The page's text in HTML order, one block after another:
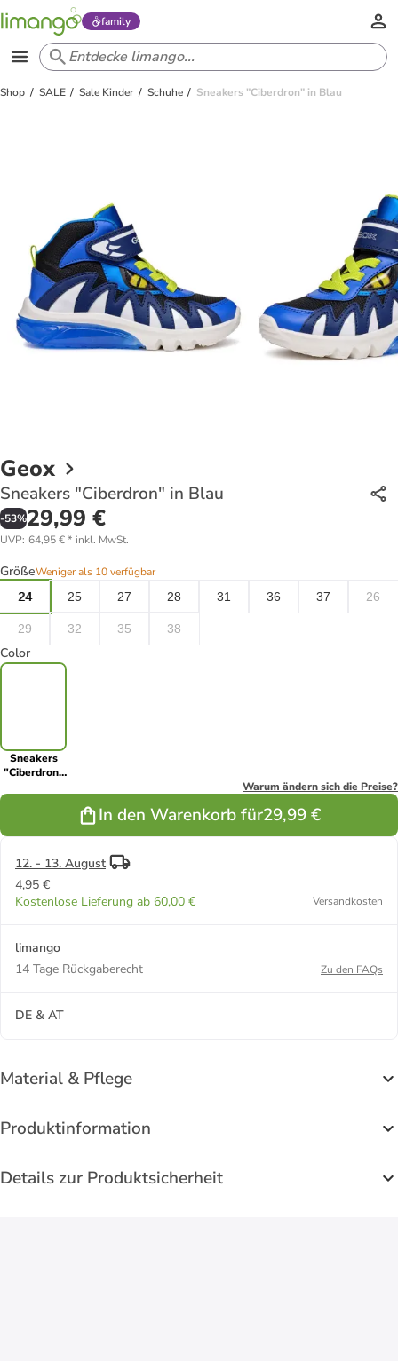
family
Shop SALE Sale Kinder Schuhe Sneakers "Ciberdron" in Blau
Geox
Sneakers "Ciberdron" in Blau
-53%29,99 €
UVP: 64,95 €* inkl. MwSt.
GrößeWeniger als 10 verfügbar
24
25 27 28 31 36 37 26
29 32 35 38
Color
Sneakers
"Ciberdron"
Warum ändern sich die Preise?
In den Warenkorb für29,99 €
12. - 13. August
4,95 €
Kostenlose Lieferung ab 60,00 €
Versandkosten
limango
14 Tage Rückgaberecht
Zu den FAQs
DE & AT
Material & Pflege
Produktinformation
Details zur Produktsicherheit